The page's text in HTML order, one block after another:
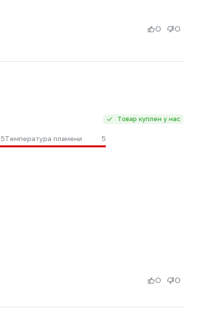
0 0
Товар куплен у нас
5Температура пламени
5
0 0